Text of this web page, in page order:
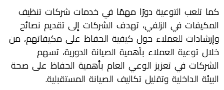
كما تلعب التوعية دورًا مهمًا في خدمات شركات تنظيف
المكيفات في الزلفي، تهدف الشركات إلى تقديم نصائح
وإرشادات للعملاء حول كيفية الحفاظ على مكيفاتهم، من
خلال توعية العملاء بأهمية الصيانة الدورية، تسهم
الشركات في تعزيز الوعي العام بأهمية الحفاظ على صحة
البيئة الداخلية وتقليل تكاليف الصيانة المستقبلية.